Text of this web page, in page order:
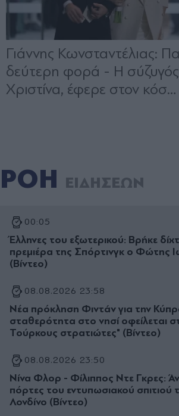
ΡΟΗ ΕΙΔΗΣΕΩΝ
00:05
Έλληνες του εξωτερικού: Βρήκε
πρεμιέρα της Σπόρτινγκ ο Φώτης
(Βίντεο)
08.08.2026 23:58
Νέα πρόκληση Φιντάν για την
σταθερότητα στο νησί οφείλεται
Τούρκους στρατιώτες" (Βίντεο)
08.08.2026 23:50
Νίνα Φλορ - Φίλιππος Ντε Γκρες:
πόρτες του εντυπωσιακού σπιτιού
Λονδίνο (Βίντεο)